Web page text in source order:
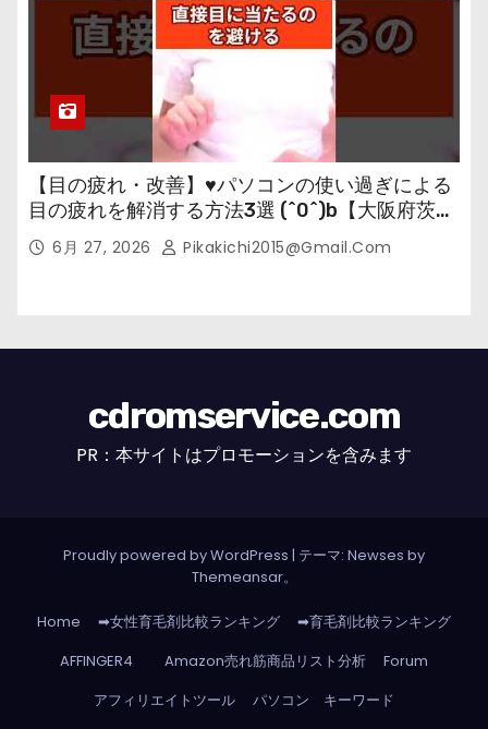
【目の疲れ・改善】♥パソコンの使い過ぎによる
目の疲れを解消する方法3選 (^0^)b【大阪府茨木
市の女性・美容鍼灸・整体師が教えます。】
6月 27, 2026 Pikakichi2015@gmail.com
cdromservice.com
PR：本サイトはプロモーションを含みます
Proudly powered by WordPress | テーマ: Newses by
Themeansar。
Home ➡女性育毛剤比較ランキング
➡育毛剤比較ランキング
AFFINGER4
Amazon売れ筋商品リスト分析
Forum
アフィリエイトツール
パソコン キーワード